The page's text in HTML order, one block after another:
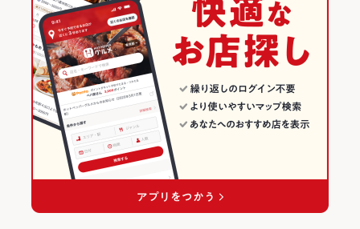
その他設備
その他
飲み放題 なし
食べ放題 なし
焼酎充実、日本酒充実
お子様連れOK ：※詳細は店舗へお問い合わせください。
ウェディン
恵比寿のグルメランキング
恵比寿の和食ランキング